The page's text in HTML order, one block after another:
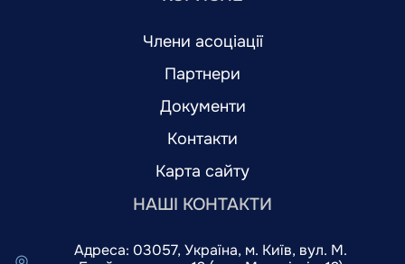
Члени асоціації
Партнери
Документи
Контакти
Карта сайту
НАШІ КОНТАКТИ
Адреса: 03057, Україна, м. Київ, вул. М.